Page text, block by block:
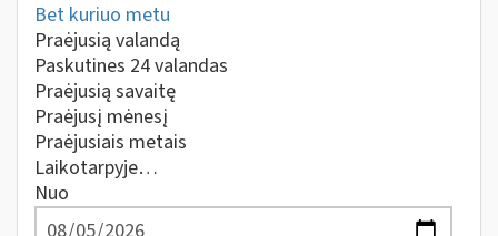
Bet kuriuo metu
Praėjusią valandą
Paskutines 24 valandas
Praėjusią savaitę
Praėjusį mėnesį
Praėjusiais metais
Laikotarpyje…
Nuo